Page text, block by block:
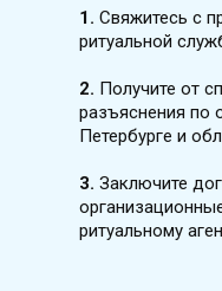
1. Свяжитесь с
ритуальной
2. Получите от
разъяснения по
Петербурге и
3. Заключите
ритуальному